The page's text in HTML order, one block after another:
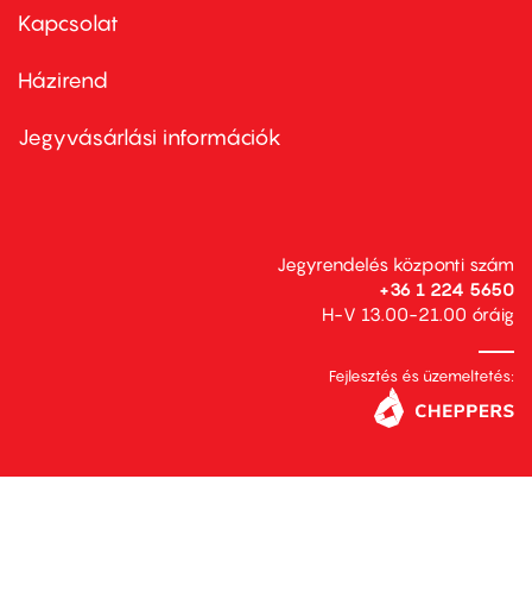
firstKapcsolat
Footer
second
Házirend
Jegyvásárlási információk
Jegyrendelés központi szám
+36 1 224 5650
H-V 13.00-21.00 óráig
Fejlesztés és üzemeltetés: